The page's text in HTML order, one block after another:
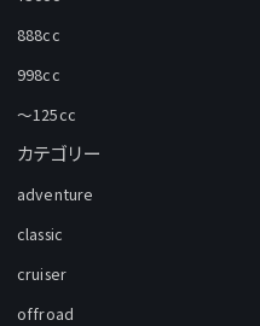
888cc
998cc
～125cc
カテゴリー
adventure
classic
cruiser
offroad